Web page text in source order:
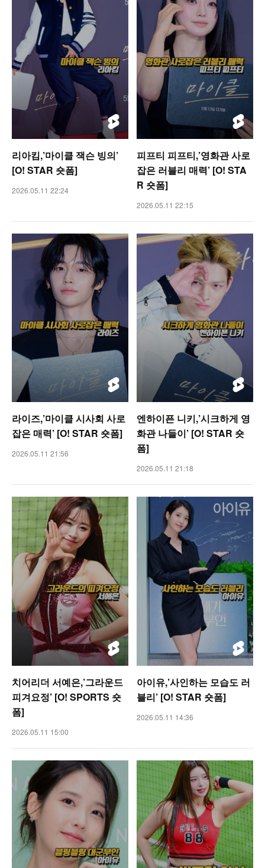
리아킴,’마이클 잭슨 빙의’
[O! STAR 숏폼]
2026.05.11 22:24
피프티 피프티,’영화관 사로
잡은 러블리 매력’ [O! STA
R 숏폼]
2026.05.11 22:15
라이즈,’마이클 시사회 사로
잡은 매력’ [O! STAR 숏폼]
2026.05.11 21:56
엔하이픈 니키,’시크하게 영
화관 나들이’ [O! STAR 숏
폼]
2026.05.11 21:18
치어리더 서예은,’그라운드
피겨요정’ [O! SPORTS 숏
폼]
2026.05.11 15:00
아이유,’사인하는 모습도 러
블리’ [O! STAR 숏폼]
2026.05.11 14:36